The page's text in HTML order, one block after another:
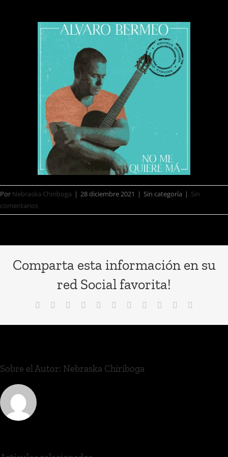
Por Nebraska Chiriboga | 28 diciembre 2021 | Sin categoría | Sin
comentarios
Comparta esta información en su
red Social favorita!
Sobre el Autor: Nebraska Chiriboga